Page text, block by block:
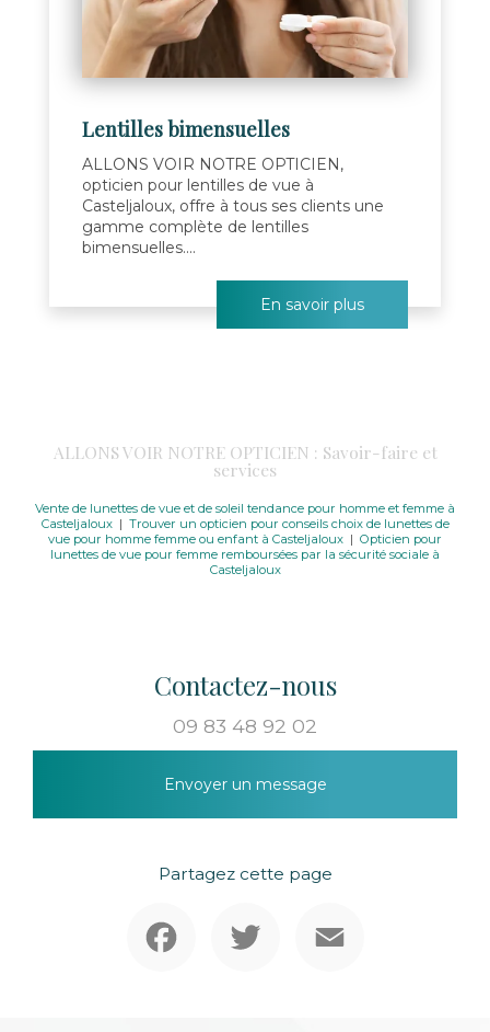
Lentilles bimensuelles
ALLONS VOIR NOTRE OPTICIEN,
opticien pour lentilles de vue à
Casteljaloux, offre à tous ses clients une
gamme complète de lentilles
bimensuelles....
En savoir plus
ALLONS VOIR NOTRE OPTICIEN : Savoir-faire et
services
Vente de lunettes de vue et de soleil tendance pour homme et femme à
Casteljaloux| Trouver un opticien pour conseils choix de lunettes de
vue pour homme femme ou enfant à Casteljaloux | Opticien pour
lunettes de vue pour femme remboursées par la sécurité sociale à
Casteljaloux
Contactez-nous
09 83 48 92 02
Envoyer un message
Partagez cette page